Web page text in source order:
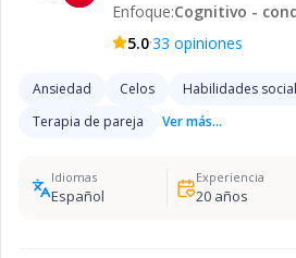
Enfoque:Cognitivo -
5.0·33 opiniones
Ansiedad Celos Habilidades
Terapia de pareja
Ver más...
Idiomas
Español
Experiencia
20años